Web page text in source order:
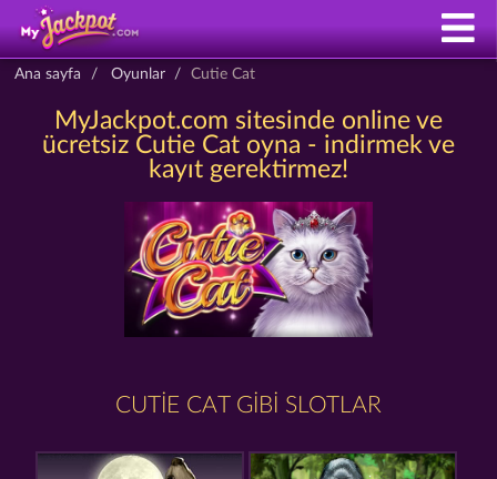
Ana sayfa Oyunlar Cutie Cat
MyJackpot.com sitesinde online ve
ücretsiz Cutie Cat oyna - indirmek ve
kayıt gerektirmez!
CUTIE CAT GIBI SLOTLAR